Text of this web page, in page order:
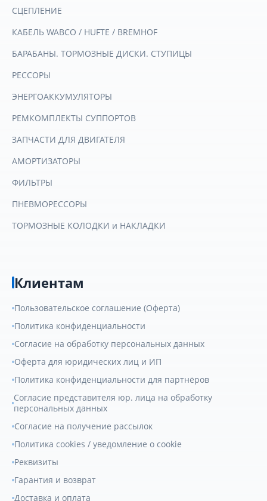
СЦЕПЛЕНИЕ
КАБЕЛЬ WABCO / HUFTE / BREMHOF
БАРАБАНЫ. ТОРМОЗНЫЕ ДИСКИ. СТУПИЦЫ
РЕССОРЫ
ЭНЕРГОАККУМУЛЯТОРЫ
РЕМКОМПЛЕКТЫ СУППОРТОВ
ЗАПЧАСТИ ДЛЯ ДВИГАТЕЛЯ
АМОРТИЗАТОРЫ
ФИЛЬТРЫ
ПНЕВМОРЕССОРЫ
ТОРМОЗНЫЕ КОЛОДКИ и НАКЛАДКИ
Клиентам
Пользовательское соглашение (Оферта)
Политика конфиденциальности
Согласие на обработку персональных данных
Оферта для юридических лиц и ИП
Политика конфиденциальности для партнёров
Согласие представителя юр. лица на обработку
персональных данных
Согласие на получение рассылок
Политика cookies / уведомление о cookie
Реквизиты
Гарантия и возврат
Доставка и оплата